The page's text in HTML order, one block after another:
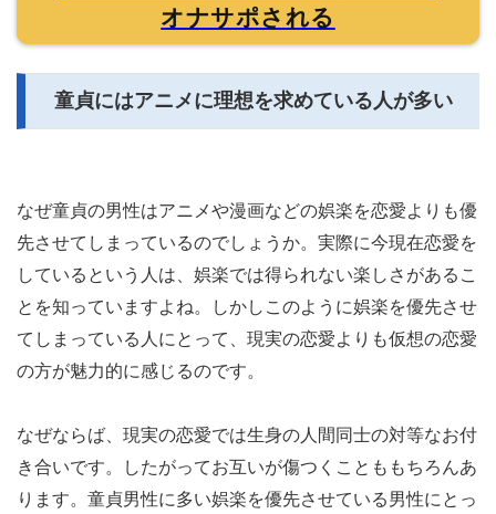
オナサポされる
童貞にはアニメに理想を求めている人が多い
なぜ童貞の男性はアニメや漫画などの娯楽を恋愛よりも優
先させてしまっているのでしょうか。実際に今現在恋愛を
しているという人は、娯楽では得られない楽しさがあるこ
とを知っていますよね。しかしこのように娯楽を優先させ
てしまっている人にとって、現実の恋愛よりも仮想の恋愛
の方が魅力的に感じるのです。
なぜならば、現実の恋愛では生身の人間同士の対等なお付
き合いです。したがってお互いが傷つくことももちろんあ
ります。童貞男性に多い娯楽を優先させている男性にとっ